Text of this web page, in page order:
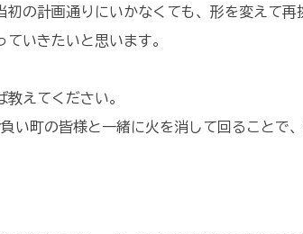
の計画通りにいかなくても、形を変えて再
いきたいと思います。
えてください。
い町の皆様と一緒に火を消して回ることで